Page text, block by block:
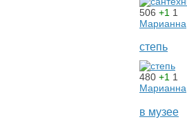
506 +1 1
Марианна
степь
480 +1 1
Марианна
в музее